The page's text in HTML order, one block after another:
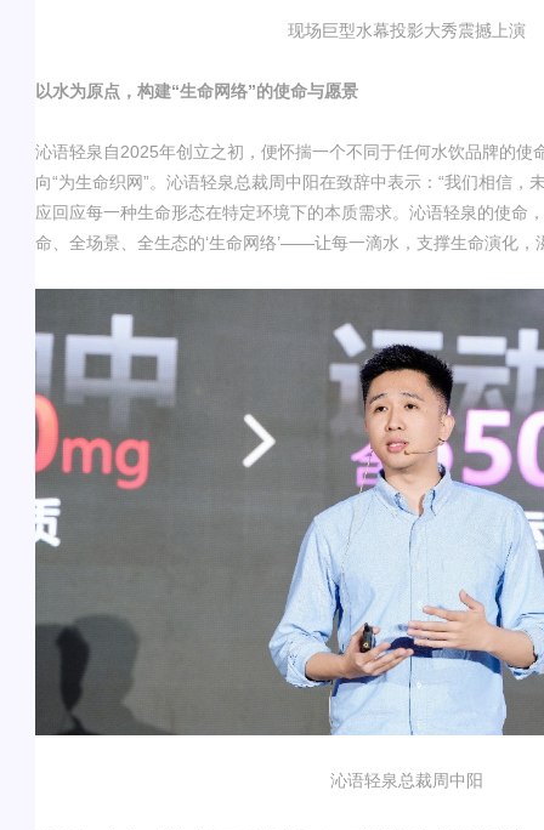
现场巨型水幕投影大秀震撼上演
以水为原点，构建“生命网络”的使命与愿景
沁语轻泉自2025年创立之初，便怀揣一个不同于任何水饮品牌的使
向“为生命织网”。沁语轻泉总裁周中阳在致辞中表示： “我们相信，
应回应每一种生命形态在特定环境下的本质需求。沁语轻泉的使命
命、全场景、全生态的‘生命网络’——让每一滴水，支撑生命演化，
沁语轻泉总裁周中阳